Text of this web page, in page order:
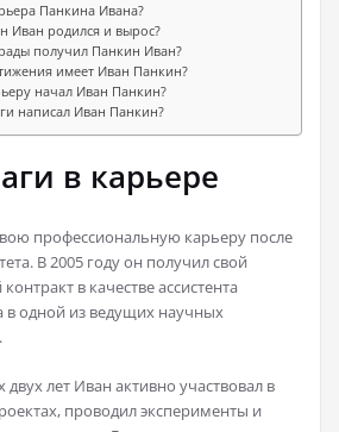
Панкина Ивана?
Иван родился и вырос?
получил Панкин Иван?
имеет Иван Панкин?
начал Иван Панкин?
написал Иван Панкин?
в карьере
профессиональную карьеру после
В 2005 году он получил свой
в качестве ассистента
в одной из ведущих научных
лет Иван активно участвовал в
проводил эксперименты и